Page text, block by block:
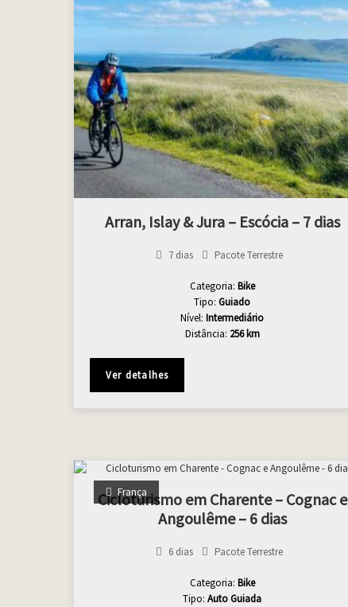
Arran, Islay & Jura – Escócia – 7 dias
7 dias Pacote Terrestre
Categoria: Bike
Tipo:Guiado
Nível:Intermediário
Distância: 256 km
Ver detalhes
França
Cicloturismo em Charente – Cognac e
Angoulême – 6 dias
6 dias Pacote Terrestre
Categoria: Bike
Tipo:Auto Guiada